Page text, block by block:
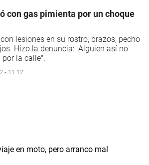
con gas pimienta por un choque
lesiones en su rostro, brazos, pecho
Hizo la denuncia: "Alguien así no
la calle".
- 11:12